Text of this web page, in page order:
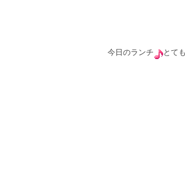
今日のランチ とて